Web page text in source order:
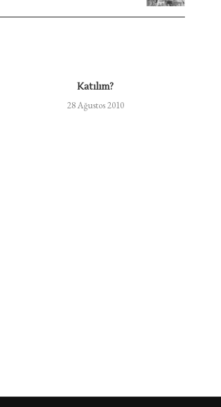
Katılım?
28 Ağustos 2010